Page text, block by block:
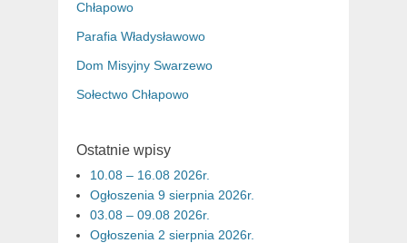
Chłapowo
Parafia Władysławowo
Dom Misyjny Swarzewo
Sołectwo Chłapowo
Ostatnie wpisy
10.08 – 16.08 2026r.
Ogłoszenia 9 sierpnia 2026r.
03.08 – 09.08 2026r.
Ogłoszenia 2 sierpnia 2026r.